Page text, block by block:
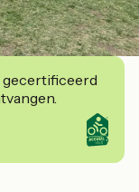
gecertificeerd